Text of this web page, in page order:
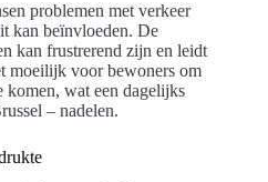
problemen met verkeer
kan beïnvloeden. De
kan frustrerend zijn en leidt
moeilijk voor bewoners om
komen, wat een dagelijks
– nadelen.